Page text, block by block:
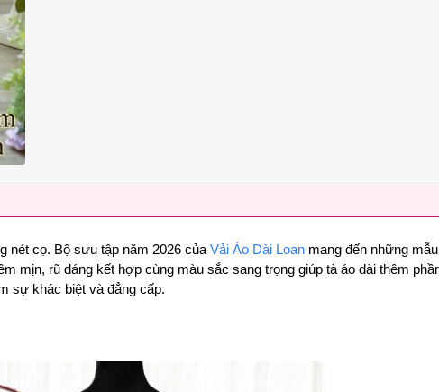
nét cọ. Bộ sưu tập năm 2026 của Vải Áo Dài Loan mang đến những
mịn, rũ dáng kết hợp cùng màu sắc sang trọng giúp tà áo dài thêm
sự khác biệt và đẳng cấp.